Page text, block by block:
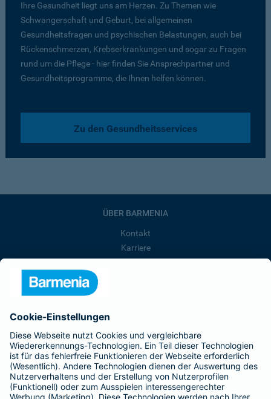
Ihre Gesundheit liegt uns am Herzen. Zu Themen wie
Schwangerschaft und Geburt, bei allgemeinen
Gesundheitsfragen und psychischen Belastungen, auch bei
Rückenschmerzen, Krebserkrankungen und sogar zu Fragen
rund um die Pflege - hier finden Sie Ansprechpartner und
Gesundheitsprogramme, die Ihnen helfen können.
Zu den Gesundheitsservices
ÜBER BARMENIA
Kontakt
Karriere
Barmenia ist Teil der BarmeniaGothaer
BELIEBTE SEITEN
Kranken-Zusatzversicherung
Tierversicherungen
Haftpflichtversicherung